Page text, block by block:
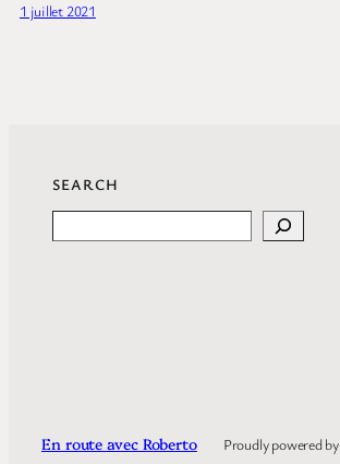
1 juillet 2021
SEARCH
En route avec Roberto Proudly powered by